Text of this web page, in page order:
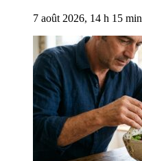
7 août 2026, 14 h 15 min